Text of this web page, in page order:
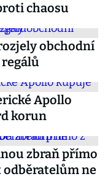
chaosu
obchodní
regálů
Apollo
korun
zbraň přímo
odběratelům ne